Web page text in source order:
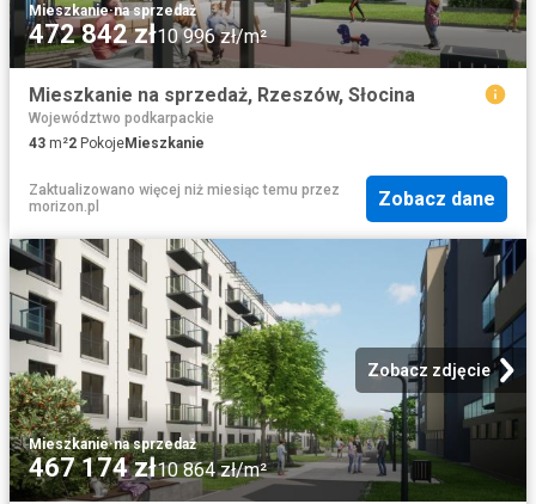
Mieszkanie·na sprzedaż
472 842 zł10 996 zł/m²
Mieszkanie na sprzedaż, Rzeszów, Słocina
Województwo podkarpackie
43 m²2 PokojeMieszkanie
Zaktualizowano więcej niż miesiąc temu przez
morizon.pl
Zobacz dane
Zobacz zdjęcie
Mieszkanie·na sprzedaż
467 174 zł10 864 zł/m²